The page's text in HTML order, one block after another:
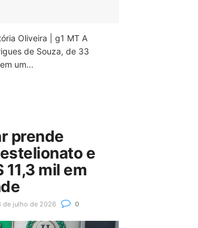
Oliveira | g1 MT A
de Souza, de 33
um...
prende
e
11,3 mil em
de julho de 2026 0